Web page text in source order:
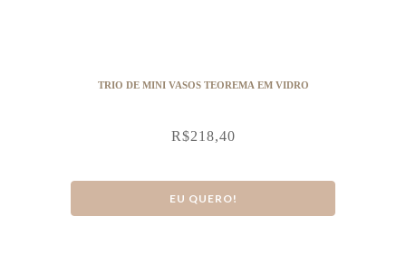
TRIO DE MINI VASOS TEOREMA EM VIDRO
R$218,40
EU QUERO!